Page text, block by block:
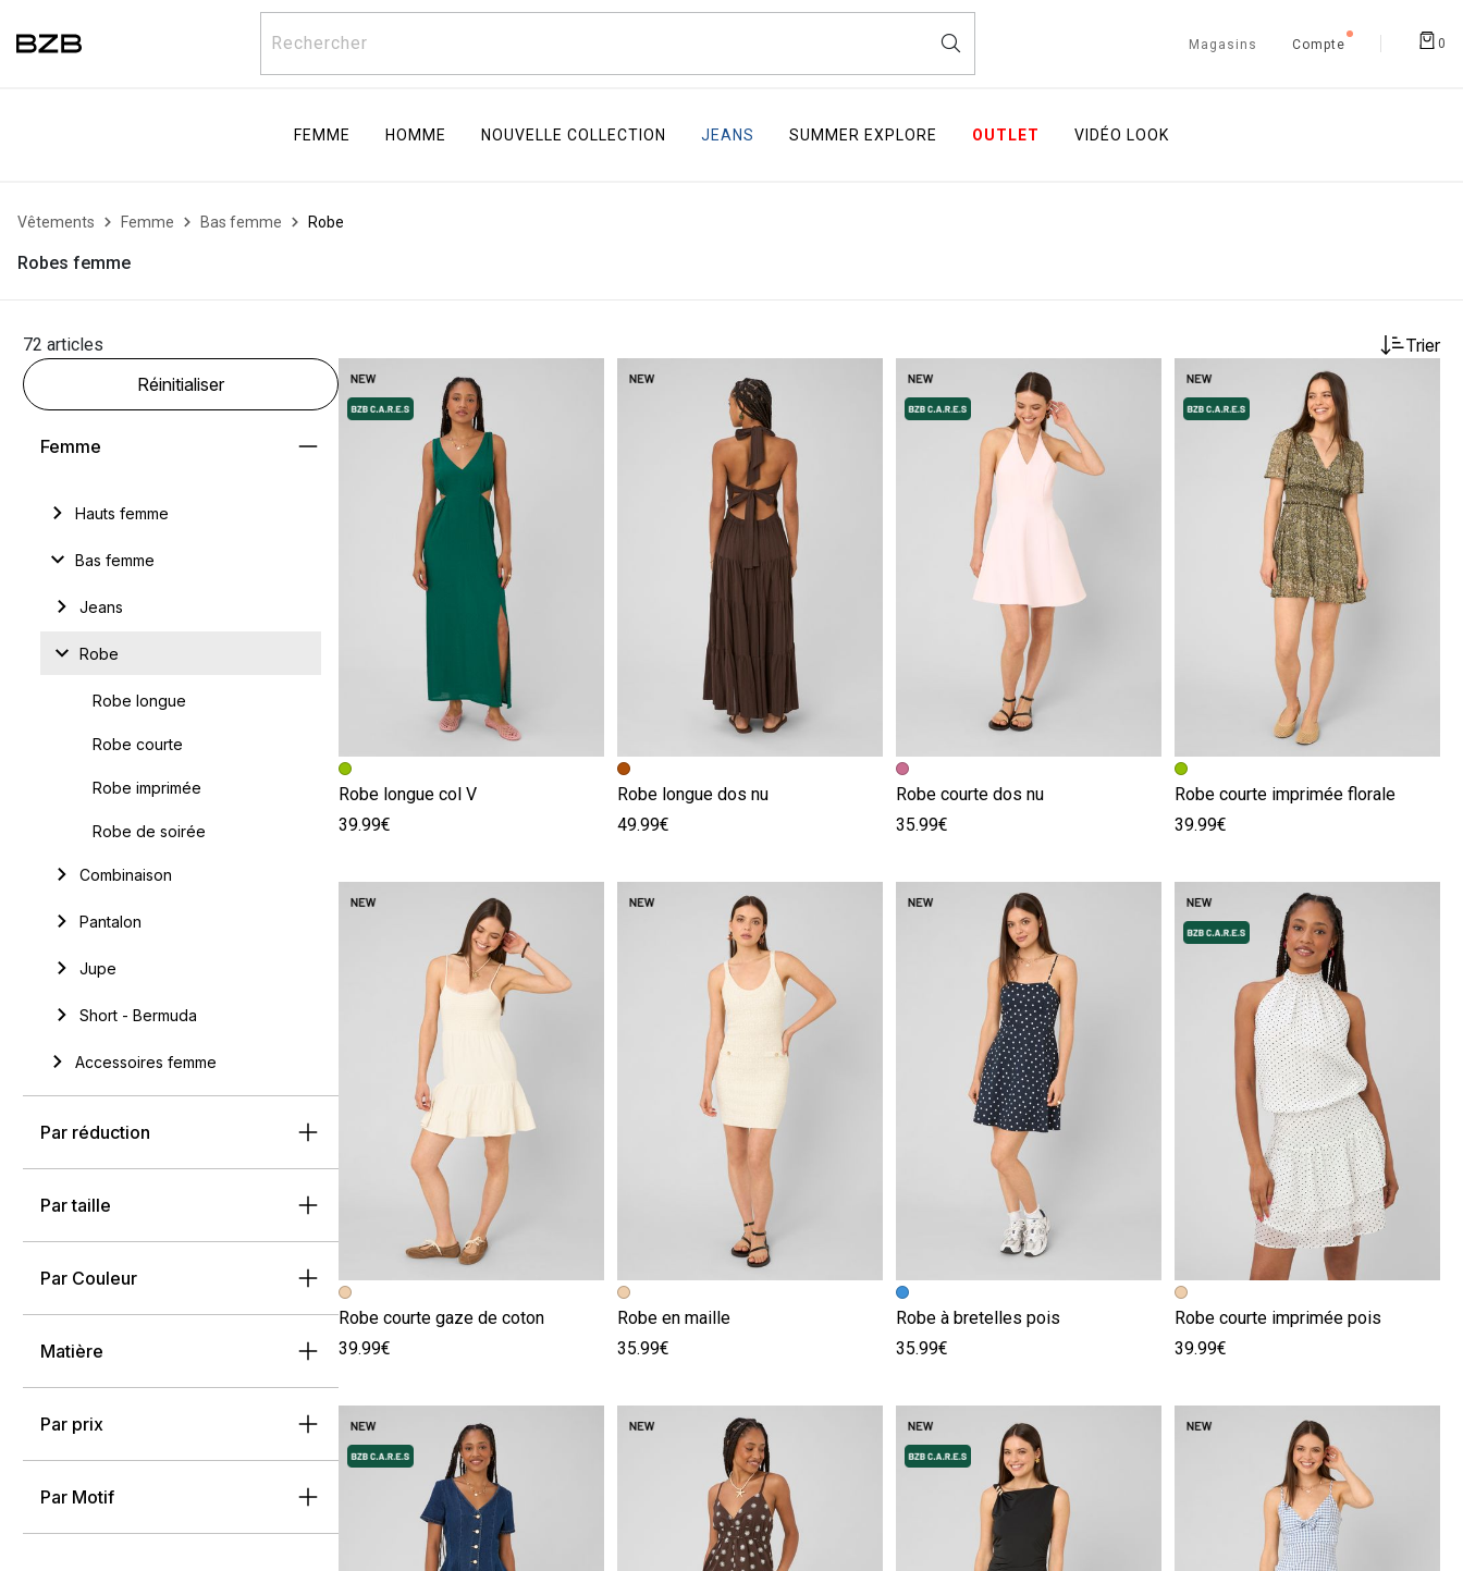
Rechercher Magasins Compte 0
FEMME HOMME NOUVELLE COLLECTION JEANS SUMMER EXPLORE OUTLET VIDÉO LOOK
Vêtements Femme Bas femme Robe
Robes femme
72 articles
Trier
Réinitialiser
Femme
Hauts femme
Bas femme
Jeans
Robe
Robe longue
Robe courte
Robe imprimée
Robe de soirée
Combinaison
Pantalon
Jupe
Short - Bermuda
Accessoires femme
Par réduction
Par taille
Par Couleur
Matière
Par prix
Par Motif
Image précédente
Image suivante
Robe longue col V
39.99€
Image précédente
Image suivante
Robe longue dos nu
49.99€
Image précédente
Image suivante
Robe courte dos nu
35.99€
Image précédente
Image suivante
Robe courte imprimée florale
39.99€
Image précédente
Image suivante
Robe courte gaze de coton
39.99€
Image précédente
Image suivante
Robe en maille
35.99€
Image précédente
Image suivante
Robe à bretelles pois
35.99€
Image précédente
Image suivante
Robe courte imprimée pois
39.99€